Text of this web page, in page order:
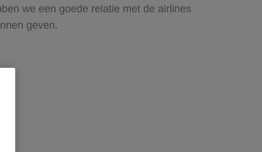
we een goede relatie met de airlines
geven.